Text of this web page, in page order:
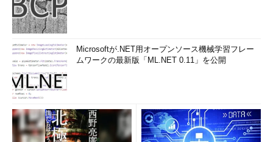
notActions
}
]
var roleDefineScope=subscription()// デプロイ時のデフォ
ルトのサブスクリプション
var roleDefineName
var assignableScopes
= [
roleDefineScope.id // サブスクリプション内に割り当て可
Microsoftが.NET用オープンソース機械学習フレー
ムワークの最新版「ML.NET 0.11」を公開